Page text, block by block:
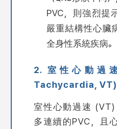
PVC，則強烈提
嚴重結構性心臟
全身性系統疾病。
2. 室性心動過
Tachycardia, VT)
室性心動過速
多連續的PVC，且